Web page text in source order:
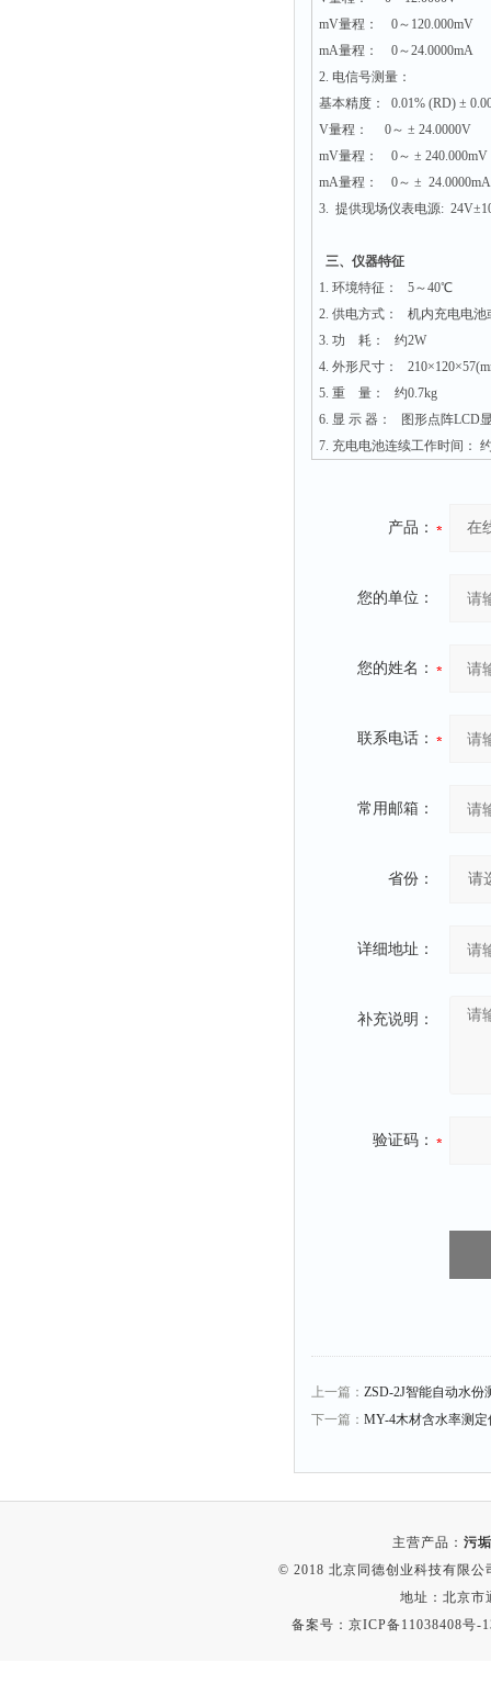
mV量程： 0～120.000mV
mA量程： 0～
2. 电信号测量：
基本精度： 0.01% (RD) ±
V量程： 0～ ± 24.0000V
mV量程： 0～ ± 240.000mV
mA量程： 0～ ±
3. 提供现场仪表电源:
三、仪器特征
1. 环境特征： 5～40℃
2. 供电方式： 机内充电电
3. 功 耗： 约2W
4. 外形尺寸：
5. 重 量： 约0.7kg
6. 显 示 器： 图形点阵LCD
7. 充电电池连续工作时间：
产品：
您的单位：
您的姓名：
联系电话：
常用邮箱：
省份：
详细地址：
补充说明：
验证码：
上一篇： ZSD-2J智能自动水份
下一篇： MY-4木材含水率测
主营产品： 污
© 2018 北京同德创业科技有限
地址：北京市
备案号： 京ICP备11038408号-